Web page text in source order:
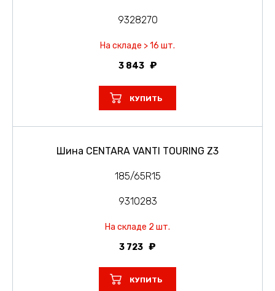
9328270
На складе > 16 шт.
3 843
КУПИТЬ
Шина CENTARA VANTI TOURING Z3
185/65R15
9310283
На складе 2 шт.
3 723
КУПИТЬ